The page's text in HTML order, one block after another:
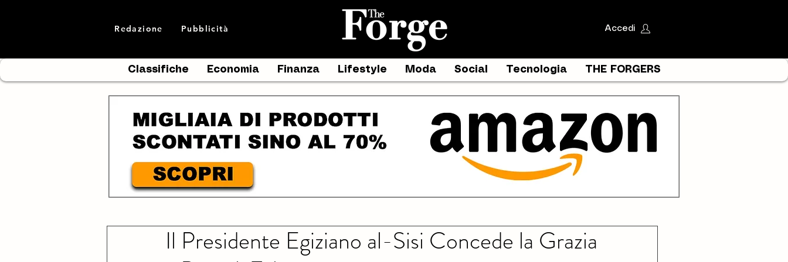
Redazione Pubblicità Accedi
Classifiche Economia Finanza Lifestyle Moda Social Tecnologia THE FORGERS
Il Presidente Egiziano al-Sisi Concede la Grazia